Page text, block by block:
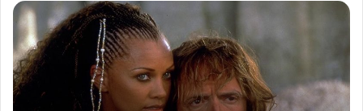
The
Odyssey